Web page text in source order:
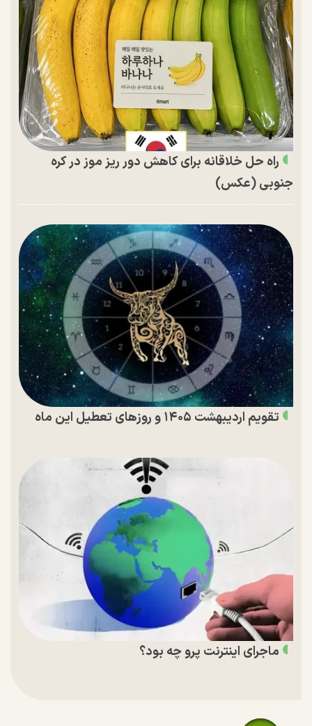
راه حل خلاقانه برای کاهش دور ریز موز در کره
جنوبی (عکس)
تقویم اردیبهشت ۱۴۰۵ و روز‌های تعطیل این ماه
ماجرای اینترنت پرو چه بود؟